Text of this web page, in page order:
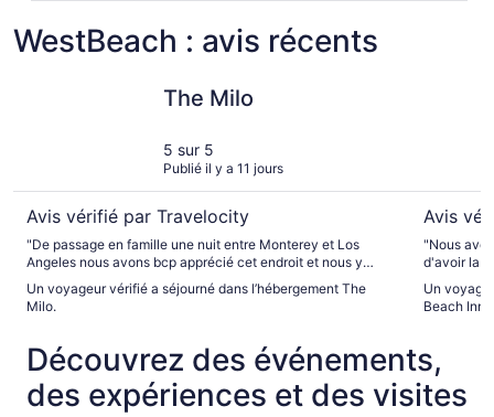
WestBeach : avis récents
The Milo
5 sur 5
Publié il y a 11 jours
Avis vérifié par Travelocity
"De passage en famille une nuit entre Monterey et Los
Angeles nous avons bcp apprécié cet endroit et nous y
serions bien restés plus longtemps"
Un voyageur vérifié a séjourné dans l’hébergement The
Milo.
Avis
"Nous
d'avoir la
gratuit
fromage,
chambre,
des WC,
Un
Beach Inn,
Découvrez des événements,
des expériences et des visites